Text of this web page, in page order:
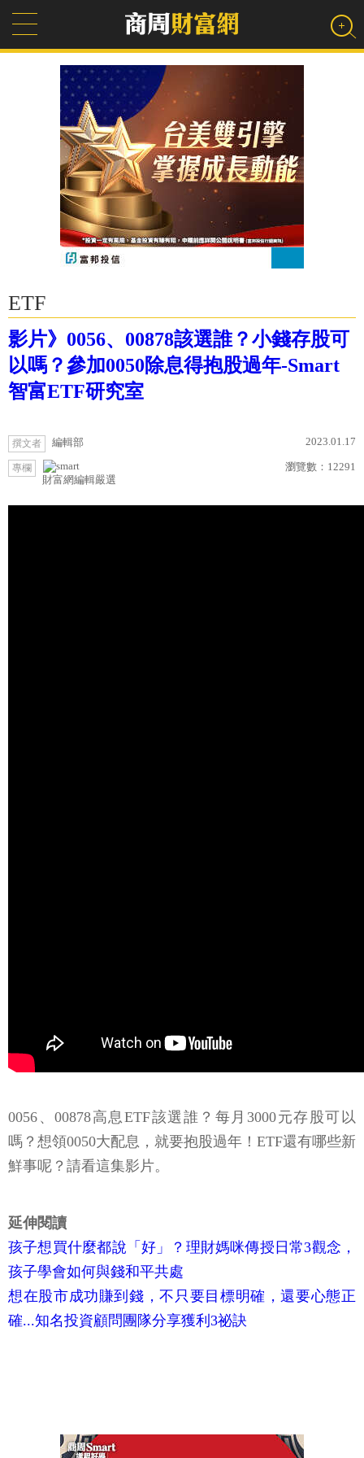
ETF
影片》0056、00878該選誰？小錢存股可
以嗎？參加0050除息得抱股過年-Smart
智富ETF研究室
撰文者 編輯部 2023.01.17
專欄
財富網編輯嚴選
瀏覽數： 12291
0056、00878高息ETF該選誰？每月3000元存股可以
嗎？想領0050大配息，就要抱股過年！ETF還有哪些新
鮮事呢？請看這集影片。
延伸閱讀
孩子想買什麼都說「好」？理財媽咪傳授日常3觀念，
孩子學會如何與錢和平共處
想在股市成功賺到錢，不只要目標明確，還要心態正
確...知名投資顧問團隊分享獲利3祕訣